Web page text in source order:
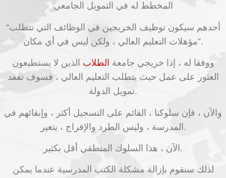
المخطط له في التمويل الجامعي
“أحدهم سيكون توظيف الخريجين في الوظائف التي تتطلب
مؤهلات التعليم العالي ، ولكن ليس في أي مكان”.
ووفقا له ، إذا خريجي جامعة الطلاب الذين لا يستطيعون
العثور على عمل حيث يتطلب التعليم العالي ، فسوف تفقد
تمويل الدولة.
والآن ، فإن سلوكنا ، القائم على التسجيل أكثر ، وإبقائهم في
المدرسة ، وليس الطرد والإفراج ، يتغير.
الآن ، هذا السلوك المنطقي أقل بكثير.
لذلك سنقوم بإزالة مشكلة الكتب المدرسية عندما يمكن